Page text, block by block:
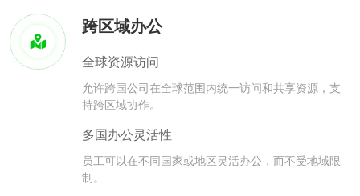
跨区域办公
全球资源访问
允许跨国公司在全球范围内统一访问和共享资源，支
持跨区域协作。
多国办公灵活性
员工可以在不同国家或地区灵活办公，而不受地域限
制。